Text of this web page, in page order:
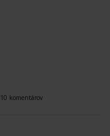
10 komentárov